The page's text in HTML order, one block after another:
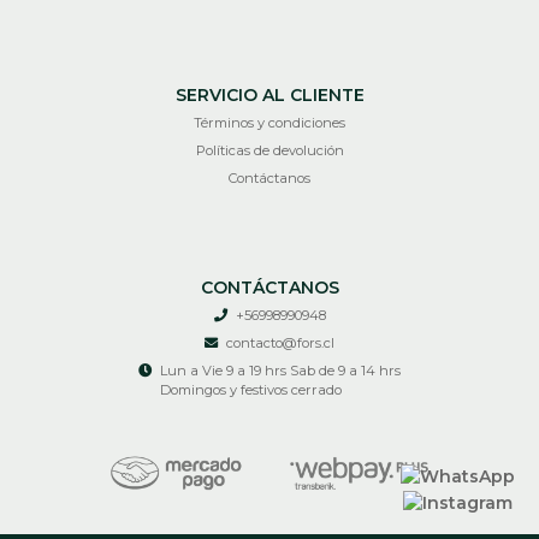
SERVICIO AL CLIENTE
Términos y condiciones
Políticas de devolución
Contáctanos
CONTÁCTANOS
+56998990948
contacto@fors.cl
Lun a Vie 9 a 19 hrs Sab de 9 a 14 hrs
Domingos y festivos cerrado